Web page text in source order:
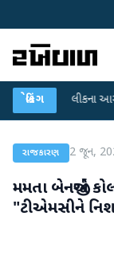
બ્રેકિંગ
લીકના આરોપો પર
રાજકારણ 2 જૂન,
મમતા બેનર્જીએ
"ટીએમસીને